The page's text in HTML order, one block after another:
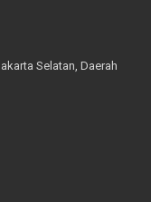
Selatan, Daerah